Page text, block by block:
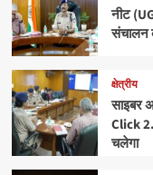
नीट
संचालन
क्षेत्रीय
साइबर
Click
चलेगा